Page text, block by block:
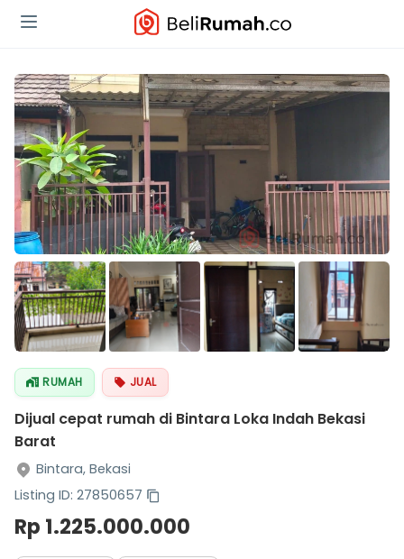
RUMAH JUAL
Dijual cepat rumah di Bintara Loka Indah Bekasi
Barat
Bintara, Bekasi
Listing ID: 27850657
Rp 1.225.000.000